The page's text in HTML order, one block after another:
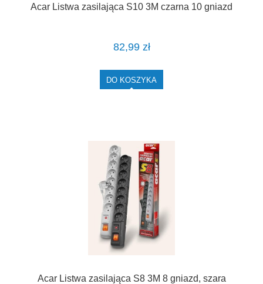
Acar Listwa zasilająca S10 3M czarna 10 gniazd
82,99 zł
DO KOSZYKA
Acar Listwa zasilająca S8 3M 8 gniazd, szara